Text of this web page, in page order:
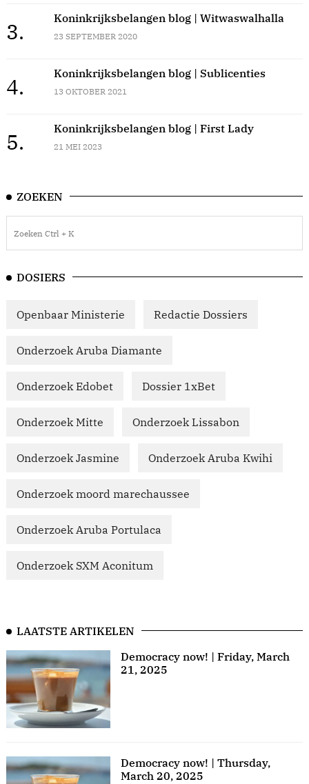
3.
Koninkrijksbelangen blog | Witwaswalhalla
23 SEPTEMBER 2020
4.
Koninkrijksbelangen blog | Sublicenties
13 OKTOBER 2021
5.
Koninkrijksbelangen blog | First Lady
21 MEI 2023
ZOEKEN
DOSIERS
Openbaar Ministerie Redactie Dossiers
Onderzoek Aruba Diamante
Onderzoek Edobet Dossier 1xBet
Onderzoek Mitte Onderzoek Lissabon
Onderzoek Jasmine Onderzoek Aruba Kwihi
Onderzoek moord marechaussee
Onderzoek Aruba Portulaca
Onderzoek SXM Aconitum
LAATSTE ARTIKELEN
Democracy now! | Friday, March
21, 2025
Democracy now! | Thursday,
March 20, 2025